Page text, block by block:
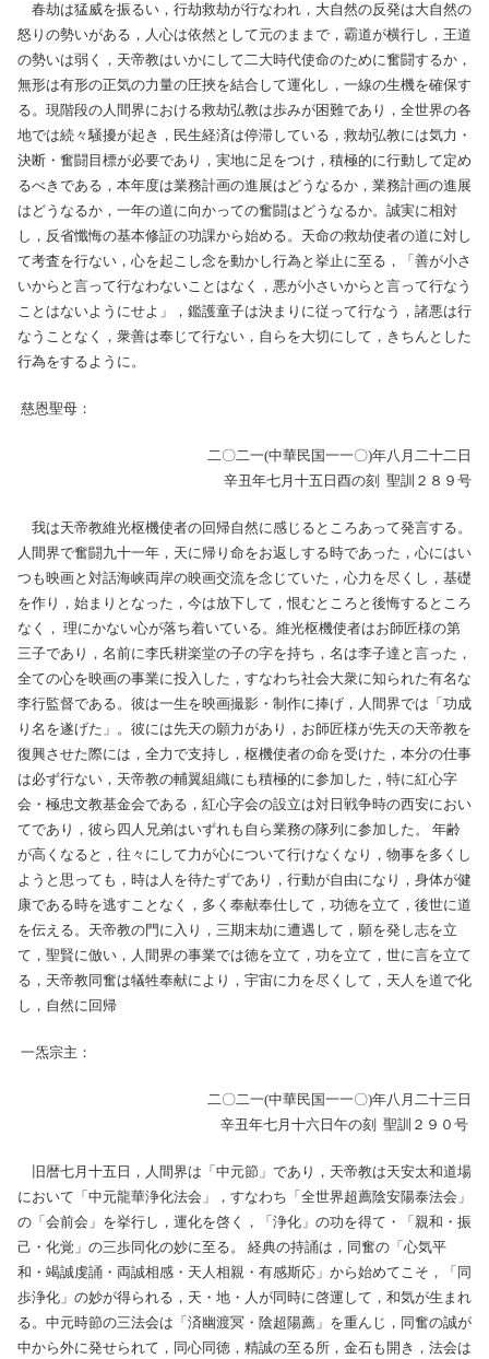
春劫は猛威を振るい，行劫救劫が行なわれ，大自然の反発は大自然の
怒りの勢いがある，人心は依然として元のままで，霸道が横行し，王道
の勢いは弱く，天帝教はいかにして二大時代使命のために奮闘するか，
無形は有形の正気の力量の圧挾を結合して運化し，一線の生機を確保す
る。現階段の人間界における救劫弘教は歩みが困難であり，全世界の各
地では続々騒擾が起き，民生経済は停滞している，救劫弘教には気力・
決断・奮闘目標が必要であり，実地に足をつけ，積極的に行動して定め
るべきである，本年度は業務計画の進展はどうなるか，業務計画の進展
はどうなるか，一年の道に向かっての奮闘はどうなるか。誠実に相対
し，反省懺悔の基本修証の功課から始める。天命の救劫使者の道に対し
て考査を行ない，心を起こし念を動かし行為と挙止に至る，「善が小さ
いからと言って行なわないことはなく，悪が小さいからと言って行なう
ことはないようにせよ」，鑑護童子は決まりに従って行なう，諸悪は行
なうことなく，衆善は奉じて行ない，自らを大切にして，きちんとした
行為をするように。
慈恩聖母：
二〇二一(中華民国一一〇)年八月二十二日
辛丑年七月十五日酉の刻 聖訓２８９号
我は天帝教維光枢機使者の回帰自然に感じるところあって発言する。
人間界で奮闘九十一年，天に帰り命をお返しする時であった，心にはい
つも映画と対話海峡両岸の映画交流を念じていた，心力を尽くし，基礎
を作り，始まりとなった，今は放下して，恨むところと後悔するところ
なく， 理にかない心が落ち着いている。維光枢機使者はお師匠様の第
三子であり，名前に李氏耕楽堂の子の字を持ち，名は李子達と言った，
全ての心を映画の事業に投入した，すなわち社会大衆に知られた有名な
李行監督である。彼は一生を映画撮影・制作に捧げ，人間界では「功成
り名を遂げた」。彼には先天の願力があり，お師匠様が先天の天帝教を
復興させた際には，全力で支持し，枢機使者の命を受けた，本分の仕事
は必ず行ない，天帝教の輔翼組織にも積極的に参加した，特に紅心字
会・極忠文教基金会である，紅心字会の設立は対日戦争時の西安におい
てであり，彼ら四人兄弟はいずれも自ら業務の隊列に参加した。 年齢
が高くなると，往々にして力が心について行けなくなり，物事を多くし
ようと思っても，時は人を待たずであり，行動が自由になり，身体が健
康である時を逃すことなく，多く奉献奉仕して，功徳を立て，後世に道
を伝える。天帝教の門に入り，三期末劫に遭遇して，願を発し志を立
て，聖賢に倣い，人間界の事業では徳を立て，功を立て，世に言を立て
る，天帝教同奮は犠牲奉献により，宇宙に力を尽くして，天人を道で化
し，自然に回帰
一炁宗主：
二〇二一(中華民国一一〇)年八月二十三日
辛丑年七月十六日午の刻 聖訓２９０号
旧暦七月十五日，人間界は「中元節」であり，天帝教は天安太和道場
において「中元龍華浄化法会」，すなわち「全世界超薦陰安陽泰法会」
の「会前会」を挙行し，運化を啓く，「浄化」の功を得て・「親和・振
己・化覚」の三歩同化の妙に至る。 経典の持誦は，同奮の「心気平
和・竭誠虔誦・両誠相感・天人相親・有感斯応」から始めてこそ，「同
歩浄化」の妙が得られる，天・地・人が同時に啓運して，和気が生まれ
る。中元時節の三法会は「済幽渡冥・陰超陽薦」を重んじ，同奮の誠が
中から外に発せられて，同心同徳，精誠の至る所，金石も開き，法会は